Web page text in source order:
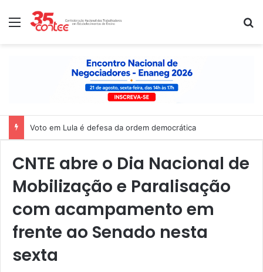
Menu
Voto em Lula é defesa da ordem democrática
CNTE abre o Dia Nacional de
Mobilização e Paralisação
com acampamento em
frente ao Senado nesta
sexta